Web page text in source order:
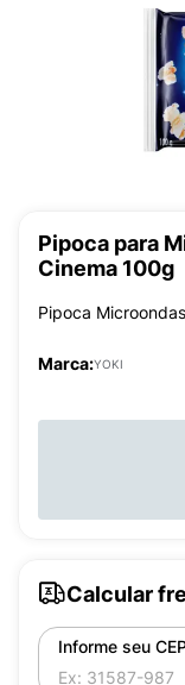
Pipoca para
Cinema 100g
Pipoca
Marca:YOKI
Calcular
Informe seu